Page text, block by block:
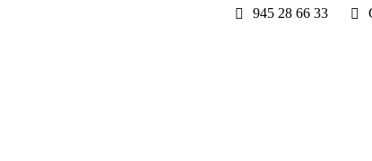
945 28 66 33